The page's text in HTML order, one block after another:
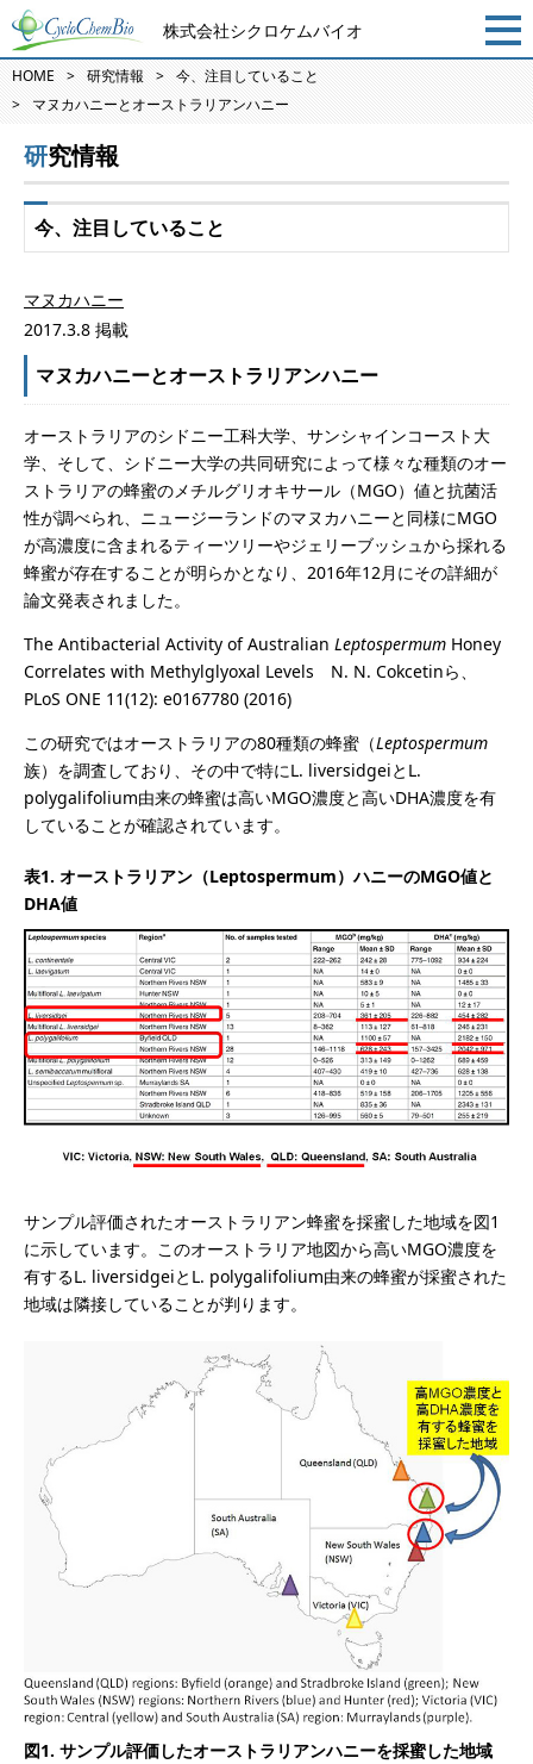
株式会社シクロケムバイオ
HOME 研究情報
今、注目していること
マヌカハニーとオーストラリアンハニー
研究情報
今、注目していること
マヌカハニー
2017.3.8 掲載
マヌカハニーとオーストラリアンハニー
オーストラリアのシドニー工科大学、サンシャインコースト大
学、そして、シドニー大学の共同研究によって様々な種類のオー
ストラリアの蜂蜜のメチルグリオキサール（MGO）値と抗菌活
性が調べられ、ニュージーランドのマヌカハニーと同様にMGO
が高濃度に含まれるティーツリーやジェリーブッシュから採れる
蜂蜜が存在することが明らかとなり、2016年12月にその詳細が
論文発表されました。
The Antibacterial Activity of Australian Leptospermum Honey
Correlates with Methylglyoxal Levels N. N. Cokcetinら、
PLoS ONE 11(12): e0167780 (2016)
この研究ではオーストラリアの80種類の蜂蜜（Leptospermum
族）を調査しており、その中で特にL. liversidgeiとL.
polygalifolium由来の蜂蜜は高いMGO濃度と高いDHA濃度を有
していることが確認されています。
表1. オーストラリアン（Leptospermum）ハニーのMGO値と
DHA値
サンプル評価されたオーストラリアン蜂蜜を採蜜した地域を図1
に示しています。このオーストラリア地図から高いMGO濃度を
有するL. liversidgeiとL. polygalifolium由来の蜂蜜が採蜜された
地域は隣接していることが判ります。
図1. サンプル評価したオーストラリアンハニーを採蜜した地域